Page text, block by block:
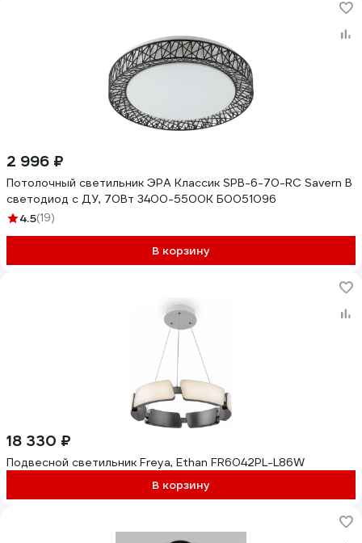
2 996 ₽
Потолочный светильник ЭРА Классик SPB-6-70-RC Savern В
светодиод с ДУ, 70Вт 3400-5500К Б0051096
4.5(19)
В корзину
18 330 ₽
Подвесной светильник Freya, Ethan FR6042PL-L86W
В корзину